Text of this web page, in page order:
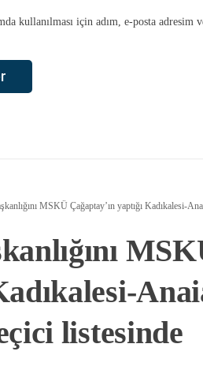
kullanılması için adım, e-posta adresim
MSKÜ Çağaptay’ın yaptığı Kadıkalesi-
listesinde